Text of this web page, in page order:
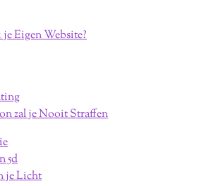
Eigen Website?
zal je Nooit Straffen
5d
je Licht